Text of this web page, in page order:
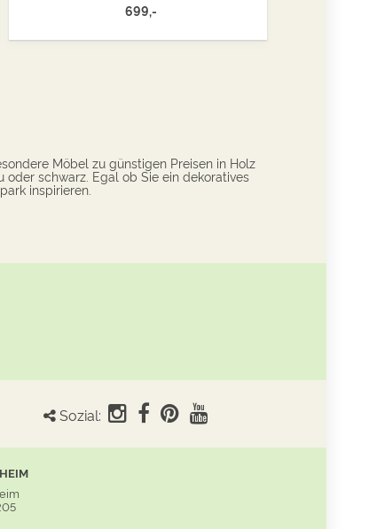
699,-
Möbel zu günstigen Preisen in Holz
oder schwarz. Egal ob Sie ein dekoratives
inspirieren.
Sozial: